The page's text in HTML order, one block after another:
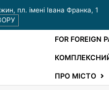
пл. імені Івана Франка, 1
FOR FOREIGN
ПРО МІСТО